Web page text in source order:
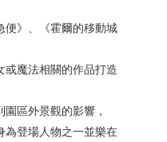
便》、《霍爾的移動城
或魔法相關的作品打造
區外景觀的影響，
為登場人物之一並樂在